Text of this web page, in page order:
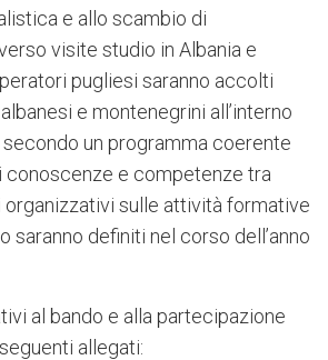
e allo scambio di
visite studio in Albania e
pugliesi saranno accolti
e montenegrini all’interno
un programma coerente
conoscenze e competenze tra
organizzativi sulle attività formative
saranno definiti nel corso dell’anno
al bando e alla partecipazione
allegati: